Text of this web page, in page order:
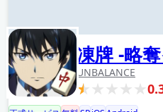
凍牌 -略
UNBALANCE